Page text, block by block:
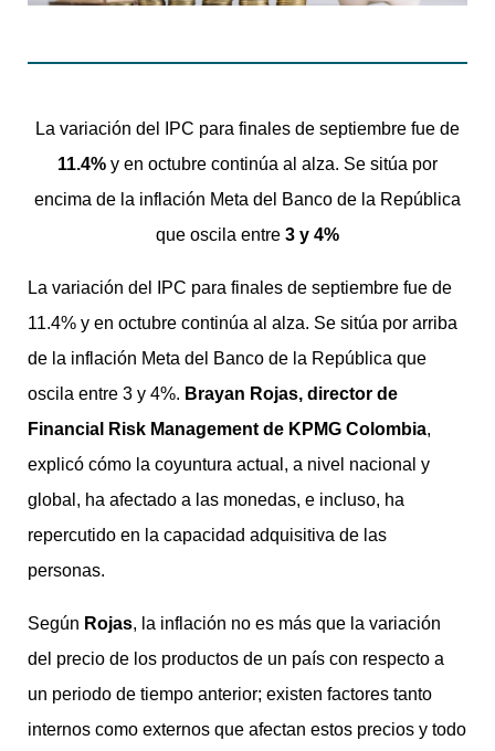
La variación del IPC para finales de septiembre fue de
11.4% y en octubre continúa al alza. Se sitúa por
encima de la inflación Meta del Banco de la República
que oscila entre 3 y 4%
La variación del IPC para finales de septiembre fue de
11.4% y en octubre continúa al alza. Se sitúa por arriba
de la inflación Meta del Banco de la República que
oscila entre 3 y 4%. Brayan Rojas, director de
Financial Risk Management de KPMG Colombia,
explicó cómo la coyuntura actual, a nivel nacional y
global, ha afectado a las monedas, e incluso, ha
repercutido en la capacidad adquisitiva de las
personas.
Según Rojas, la inflación no es más que la variación
del precio de los productos de un país con respecto a
un periodo de tiempo anterior; existen factores tanto
internos como externos que afectan estos precios y todo